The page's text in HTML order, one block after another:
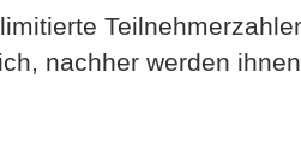
nachher werden